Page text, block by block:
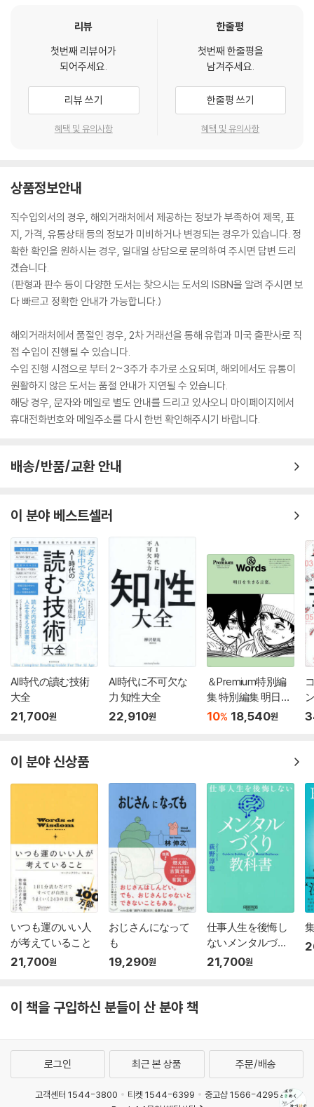
리뷰
첫번째 리뷰어가
되어주세요.
리뷰 쓰기
혜택 및 유의사항
한줄평
첫번째 한줄평을
남겨주세요.
한줄평 쓰기
혜택 및 유의사항
상품정보안내
직수입외서의 경우, 해외거래처에서 제공하는 정보가 부족하여 제목, 표
지, 가격, 유통상태 등의 정보가 미비하거나 변경되는 경우가 있습니다. 정
확한 확인을 원하시는 경우, 일대일 상담으로 문의하여 주시면 답변 드리
겠습니다.
(판형과 판수 등이 다양한 도서는 찾으시는 도서의 ISBN을 알려 주시면 보
다 빠르고 정확한 안내가 가능합니다.)
해외거래처에서 품절인 경우, 2차 거래선을 통해 유럽과 미국 출판사로 직
접 수입이 진행될 수 있습니다.
수입 진행 시점으로 부터 2~3주가 추가로 소요되며, 해외에서도 유통이
원활하지 않은 도서는 품절 안내가 지연될 수 있습니다.
해당 경우, 문자와 메일로 별도 안내를 드리고 있사오니 마이페이지에서
휴대전화번호와 메일주소를 다시 한번 확인해주시기 바랍니다.
배송/반품/교환 안내
이 분야 베스트셀러
AI時代の讀む技術
大全
21,700원
AI時代に不可欠な
力 知性大全
22,910원
＆Premium特別編
集 特別編集 明日を
生きる言葉。
10% 18,540원
이 분야 신상품
いつも運のいい人
が考えていること
21,700원
おじさんになって
も
19,290원
仕事人生を後悔し
ないメンタルづく
りの敎科
21,700원
이 책을 구입하신 분들이 산 분야 책
로그인 최근 본 상품 주문/배송
고객센터 1544-3800 티켓 1544-6399
중고샵 1566-4295